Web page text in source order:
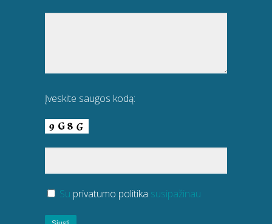
Įveskite saugos kodą:
Su privatumo politika susipažinau